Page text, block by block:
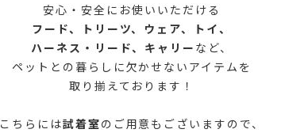
安心・安全にお使いいただける
フード、トリーツ、ウェア、トイ、
ハーネス・リード、キャリー など、
ペットとの暮らしに欠かせないアイテムを
取り揃えております！
こちらには試着室のご用意もございますので、